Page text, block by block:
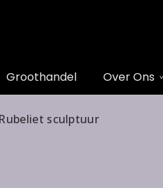
Groothandel Over Ons
Rubeliet sculptuur